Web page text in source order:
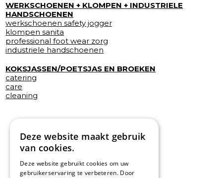
WERKSCHOENEN + KLOMPEN + INDUSTRIELE
HANDSCHOENEN
werkschoenen safety jogger
klompen sanita
professional foot wear zorg
industriele handschoenen
KOKSJASSEN/POETSJAS EN BROEKEN
catering
care
cleaning
Deze website maakt gebruik
van cookies.
Deze website gebruikt cookies om uw
gebruikerservaring te verbeteren. Door